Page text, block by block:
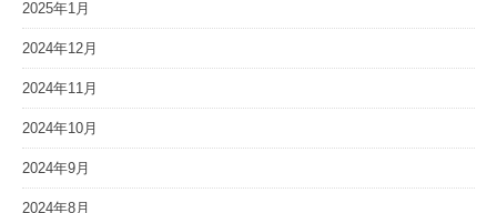
2025年1月
2024年12月
2024年11月
2024年10月
2024年9月
2024年8月